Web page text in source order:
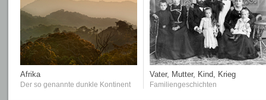
Afrika
Der so genannte dunkle Kontinent
Vater, Mutter, Kind, Krieg
Familiengeschichten